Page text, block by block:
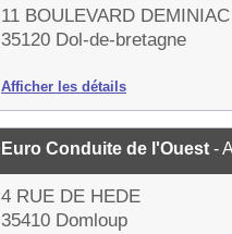
11 BOULEVARD DEMINIAC
35120 Dol-de-bretagne
Afficher les détails
Euro Conduite de l'Ouest -
4 RUE DE HEDE
35410 Domloup